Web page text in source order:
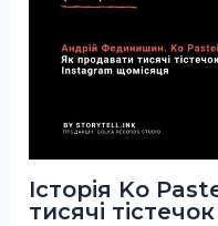
Історія Ko
тисячі